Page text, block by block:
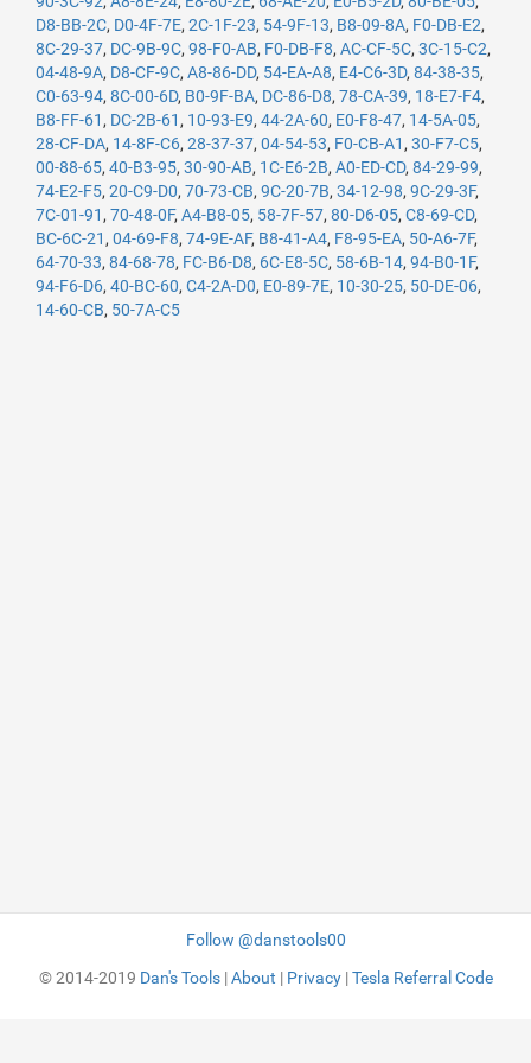
D8-BB-2C, D0-4F-7E, 2C-1F-23, 54-9F-13, B8-09-8A, F0-DB-E2,
8C-29-37, DC-9B-9C, 98-F0-AB, F0-DB-F8, AC-CF-5C, 3C-15-C2,
04-48-9A, D8-CF-9C, A8-86-DD, 54-EA-A8, E4-C6-3D, 84-38-35,
C0-63-94, 8C-00-6D, B0-9F-BA, DC-86-D8, 78-CA-39, 18-E7-F4,
B8-FF-61 , DC-2B-61 , 10-93-E9, 44-2A-60, E0-F8-47, 14-5A-05,
28-CF-DA, 14-8F-C6, 28-37-37, 04-54-53, F0-CB-A1 , 30-F7-C5,
00-88-65, 40-B3-95, 30-90-AB, 1C-E6-2B, A0-ED-CD, 84-29-99,
74-E2-F5, 20-C9-D0, 70-73-CB, 9C-20-7B, 34-12-98, 9C-29-3F,
7C-01-91 , 70-48-0F, A4-B8-05, 58-7F-57, 80-D6-05, C8-69-CD,
BC-6C-21 , 04-69-F8, 74-9E-AF, B8-41-A4, F8-95-EA, 50-A6-7F,
64-70-33, 84-68-78, FC-B6-D8, 6C-E8-5C, 58-6B-14, 94-B0-1F,
94-F6-D6, 40-BC-60, C4-2A-D0, E0-89-7E, 10-30-25, 50-DE-06,
14-60-CB, 50-7A-C5
Follow @danstools00
© 2014-2019 Dan's Tools|About | Privacy|Tesla Referral Code